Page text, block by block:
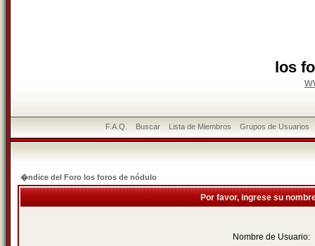
los
F.A.Q. Buscar Lista de Miembros Grupos de Usuarios
�ndice del Foro los foros de nódulo
Por favor, ingrese su
Nombre de Usuario: